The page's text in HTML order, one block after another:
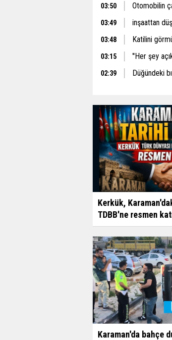
03:50 Otomobilin
03:49 inşaattan
03:48 Katilini
03:15 ''Her şey
02:39 Düğündeki
Kerkük,
TDBB'ne resmen
Karaman'da bahçe